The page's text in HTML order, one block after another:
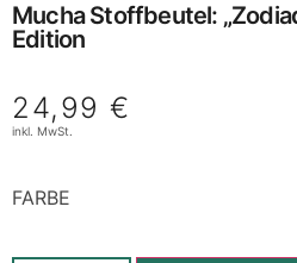
Mucha Stoffbeutel:
Edition
24,99 €
inkl. MwSt.
FARBE